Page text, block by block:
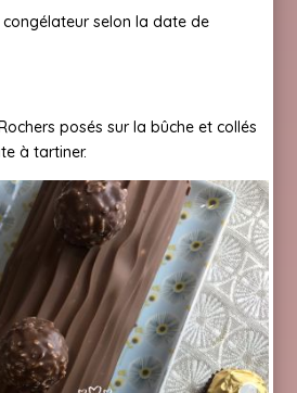
selon la date de
posés sur la bûche et collés
à tartiner.